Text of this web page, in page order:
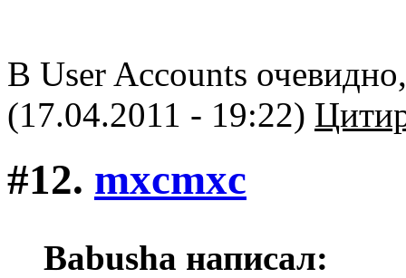
В User Accounts
(17.04.2011 - 19:22)
#12. mxcmxc
Babusha написал: